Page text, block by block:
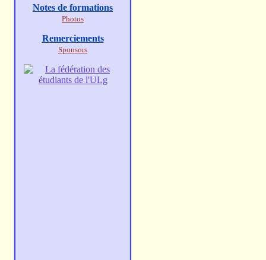
Notes de formations
Photos
Remerciements
Sponsors